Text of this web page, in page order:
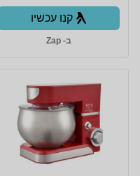
קנו עכשיו
ב- Zap